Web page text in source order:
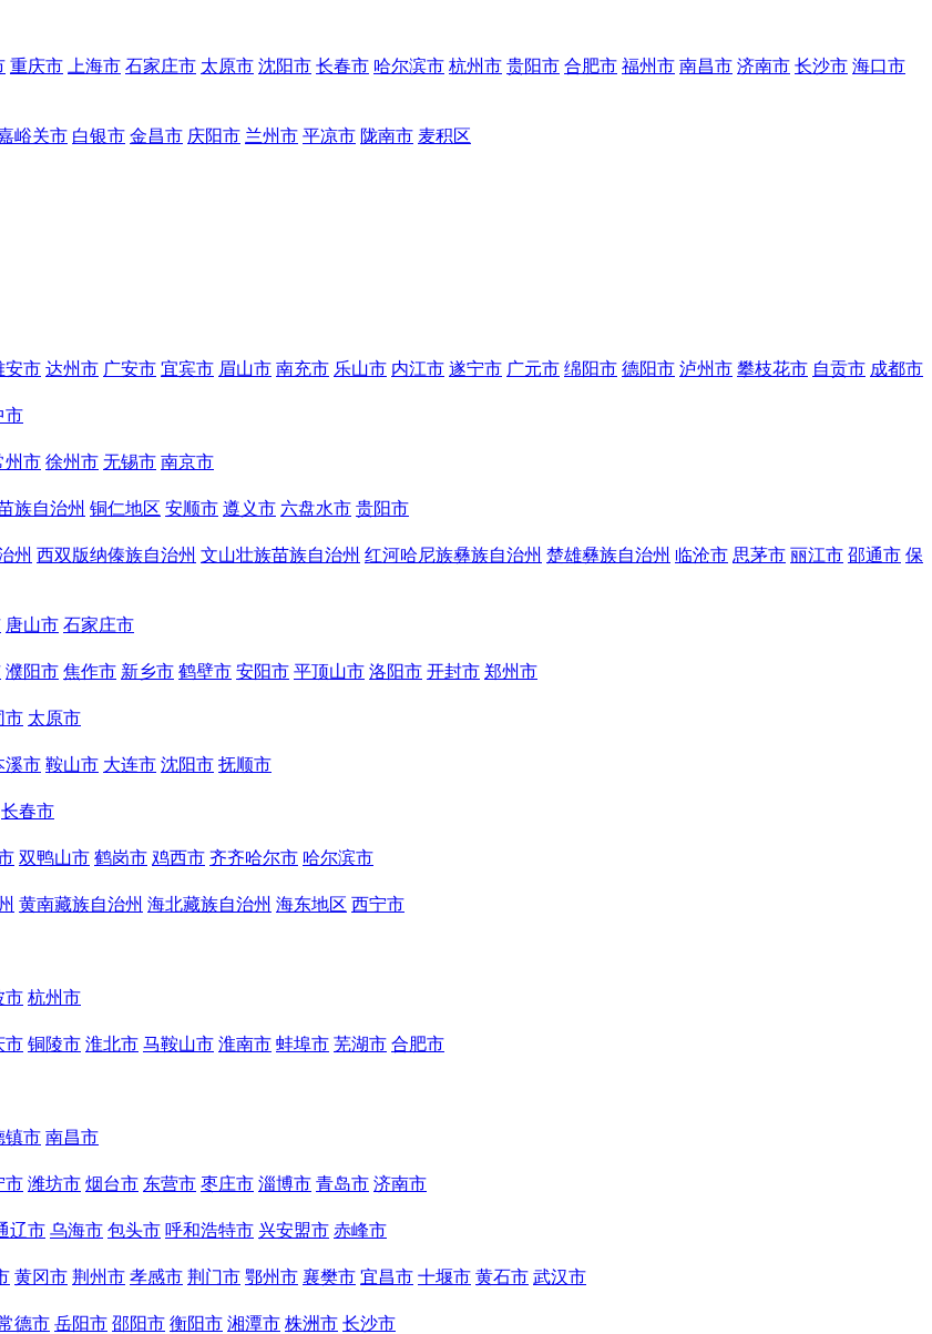
重庆市 上海市 石家庄市 太原市 沈阳市 长春市 哈尔滨市 杭州市 贵阳市 合肥市 福州市 南昌市 济南市 长沙市 海口市
峪关市 白银市 金昌市 庆阳市 兰州市 平凉市 陇南市 麦积区
安市 达州市 广安市 宜宾市 眉山市 南充市 乐山市 内江市 遂宁市 广元市 绵阳市 德阳市 泸州市 攀枝花市 自贡市 成都市
市
州市 徐州市 无锡市 南京市
族自治州 铜仁地区 安顺市 遵义市 六盘水市 贵阳市
州 西双版纳傣族自治州 文山壮族苗族自治州 红河哈尼族彝族自治州 楚雄彝族自治州 临沧市 思茅市 丽江市 邵通市 保
唐山市 石家庄市
濮阳市 焦作市 新乡市 鹤壁市 安阳市 平顶山市 洛阳市 开封市 郑州市
市 太原市
溪市 鞍山市 大连市 沈阳市 抚顺市
长春市
双鸭山市 鹤岗市 鸡西市 齐齐哈尔市 哈尔滨市
黄南藏族自治州 海北藏族自治州 海东地区 西宁市
市 杭州市
市 铜陵市 淮北市 马鞍山市 淮南市 蚌埠市 芜湖市 合肥市
镇市 南昌市
市 潍坊市 烟台市 东营市 枣庄市 淄博市 青岛市 济南市
辽市 乌海市 包头市 呼和浩特市 兴安盟市 赤峰市
黄冈市 荆州市 孝感市 荆门市 鄂州市 襄樊市 宜昌市 十堰市 黄石市 武汉市
德市 岳阳市 邵阳市 衡阳市 湘潭市 株洲市 长沙市